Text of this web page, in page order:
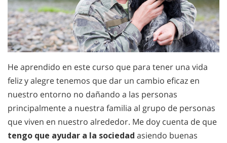
He aprendido en este curso que para tener una vida
feliz y alegre tenemos que dar un cambio eficaz en
nuestro entorno no dañando a las personas
principalmente a nuestra familia al grupo de personas
que viven en nuestro alrededor. Me doy cuenta de que
tengo que ayudar a la sociedad asiendo buenas